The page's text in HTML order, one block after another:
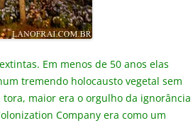
Em menos de 50 anos elas
tremendo holocausto vegetal sem
maior era o orgulho da ignorância
Company era como um